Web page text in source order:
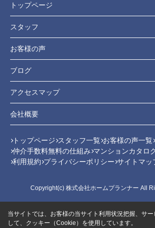
トップページ
スタッフ
お客様の声
ブログ
アクセスマップ
会社概要
トップページ スタッフ一覧 お客様の声一覧
仲介手数料無料の仕組み マンションカタロ
利用規約 プライバシーポリシー サイトマッ
Copyright(c) 株式会社ホームプランナー All
当サイトでは、お客様の当サイト利用状況把握、サー
して、クッキー（Cookie）を使用しています。